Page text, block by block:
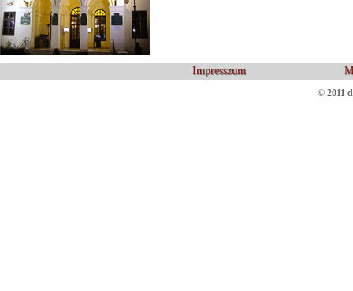
Impresszum
© 2011